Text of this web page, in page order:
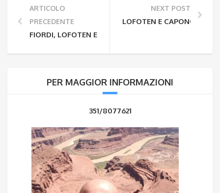
ARTICOLO
PRECEDENTE
FIORDI, LOFOTEN E SOLE DI MEZZANOTTE
NEXT POST
LOFOTEN E CAPONORD
PER MAGGIOR INFORMAZIONI
351/8077621